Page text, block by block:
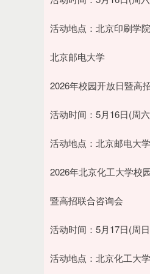
活动地点：北京印刷学
北京邮电大学
2026年校园开放日暨高
活动时间：5月16日(周
活动地点：北京邮电大
2026年北京化工大学校
暨高招联合咨询会
活动时间：5月17日(周
活动地点：北京化工大